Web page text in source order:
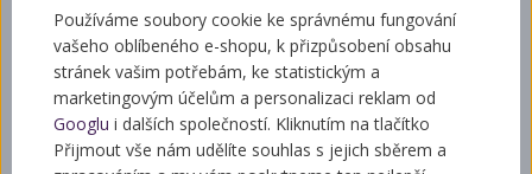
Používáme soubory cookie ke správnému fungování
vašeho oblíbeného e-shopu, k přizpůsobení obsahu
stránek vašim potřebám, ke statistickým a
marketingovým účelům a personalizaci reklam od
Googlu i dalších společností. Kliknutím na tlačítko
Přijmout vše nám udělíte souhlas s jejich sběrem a